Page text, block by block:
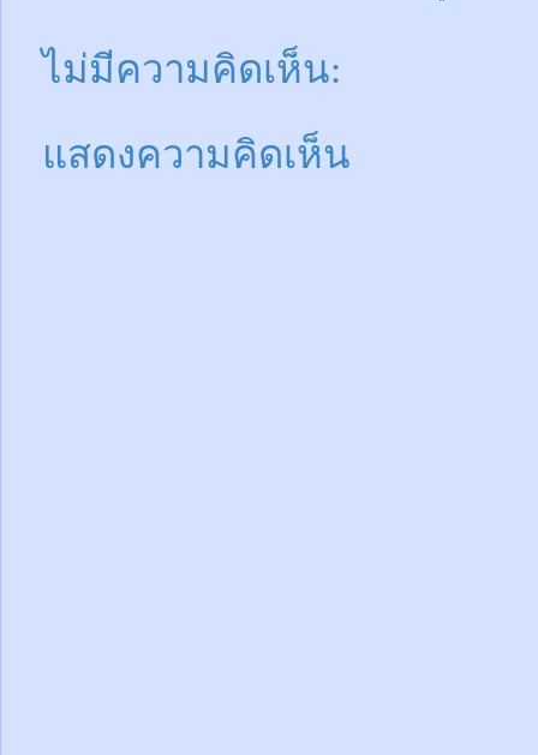
ไม่มีความคิดเห็น:
แสดงความคิดเห็น